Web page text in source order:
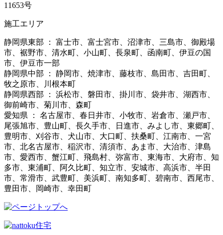
11653号
施工エリア
静岡県東部 ： 富士市、富士宮市、沼津市、三島市、御殿場
市、裾野市、清水町、小山町、長泉町、函南町、伊豆の国
市、伊豆市一部
静岡県中部 ： 静岡市、焼津市、藤枝市、島田市、吉田町、
牧之原市、川根本町
静岡県西部 ： 浜松市、磐田市、掛川市、袋井市、湖西市、
御前崎市、菊川市、森町
愛知県 ： 名古屋市、春日井市、小牧市、岩倉市、瀬戸市、
尾張旭市、豊山町、長久手市、日進市、みよし市、東郷町、
豊明市、刈谷市、犬山市、大口町、扶桑町、江南市、一宮
市、北名古屋市、稲沢市、清須市、あま市、大治市、津島
市、愛西市、蟹江町、飛島村、弥富市、東海市、大府市、知
多市、東浦町、阿久比町、知立市、安城市、高浜市、半田
市、常滑市、武豊町、美浜町、南知多町、碧南市、西尾市、
豊田市、岡崎市、幸田町